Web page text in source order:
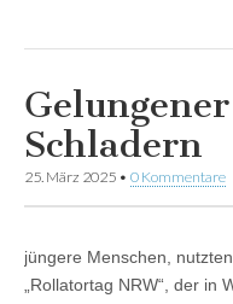
Schladern
25. März 2025 • 0 Kommentare
jüngere Menschen,
„Rollatortag NRW“, der in